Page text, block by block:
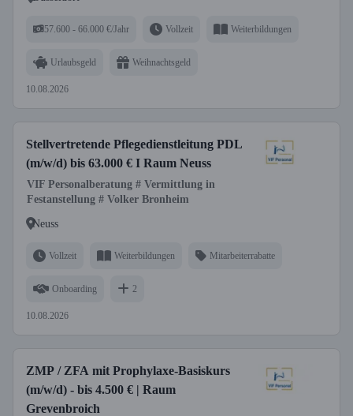
57.600 - 66.000 €/Jahr Vollzeit Weiterbildungen
Urlaubsgeld Weihnachtsgeld
10.08.2026
Stellvertretende Pflegedienstleitung PDL
(m/w/d) bis 63.000 € I Raum Neuss
VIF Personalberatung # Vermittlung in
Festanstellung # Volker Bronheim
Neuss
Vollzeit Weiterbildungen Mitarbeiterrabatte
Onboarding 2
10.08.2026
ZMP / ZFA mit Prophylaxe-Basiskurs
(m/w/d) - bis 4.500 € | Raum
Grevenbroich